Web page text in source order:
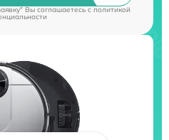
Вы соглашаетесь cполитикой